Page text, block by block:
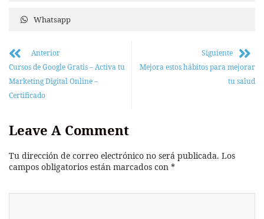
Whatsapp
Anterior
Cursos de Google Gratis – Activa tu
Marketing Digital Online –
Certificado
Siguiente
Mejora estos hábitos para mejorar
tu salud
Leave A Comment
Tu dirección de correo electrónico no será publicada. Los
campos obligatorios están marcados con *